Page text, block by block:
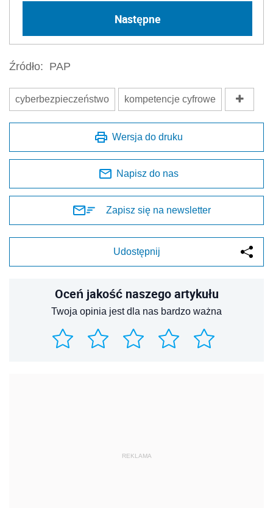
Następne
Źródło: PAP
cyberbezpieczeństwo kompetencje cyfrowe
Wersja do druku
Napisz do nas
Zapisz się na newsletter
Udostępnij
Oceń jakość naszego artykułu
Twoja opinia jest dla nas bardzo ważna
REKLAMA